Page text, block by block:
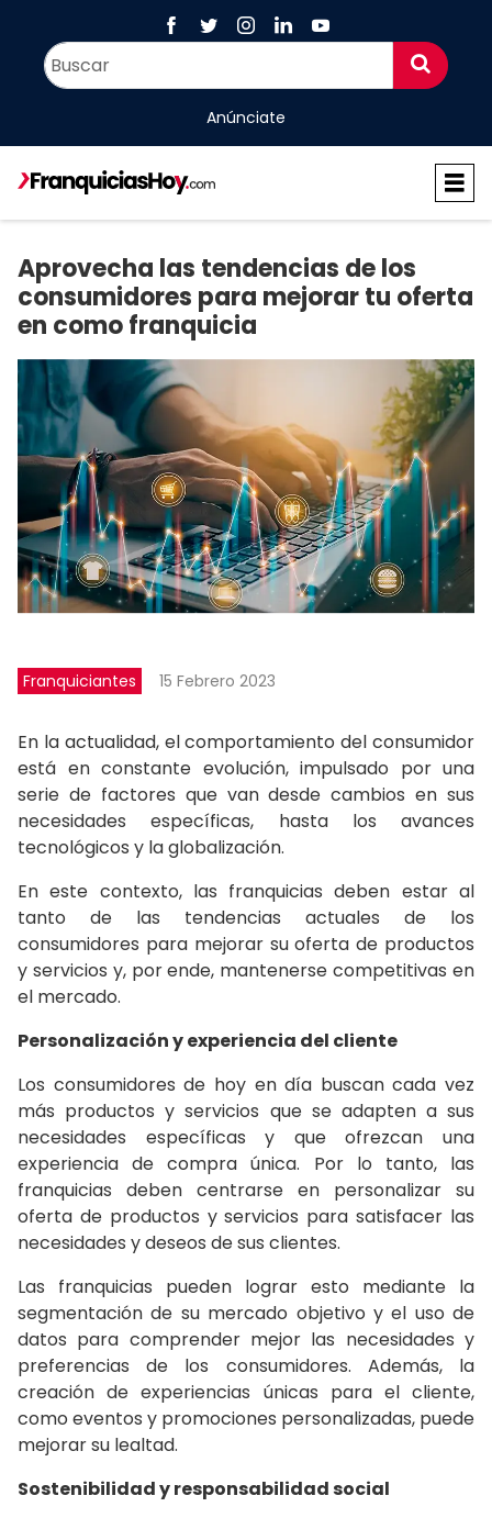
Anúnciate
Aprovecha las tendencias de los
consumidores para mejorar tu oferta
en como franquicia
Franquiciantes 15 Febrero 2023
En la actualidad, el comportamiento del consumidor
está en constante evolución, impulsado por una
serie de factores que van desde cambios en sus
necesidades específicas, hasta los avances
tecnológicos y la globalización.
En este contexto, las franquicias deben estar al
tanto de las tendencias actuales de los
consumidores para mejorar su oferta de productos
y servicios y, por ende, mantenerse competitivas en
el mercado.
Personalización y experiencia del cliente
Los consumidores de hoy en día buscan cada vez
más productos y servicios que se adapten a sus
necesidades específicas y que ofrezcan una
experiencia de compra única. Por lo tanto, las
franquicias deben centrarse en personalizar su
oferta de productos y servicios para satisfacer las
necesidades y deseos de sus clientes.
Las franquicias pueden lograr esto mediante la
segmentación de su mercado objetivo y el uso de
datos para comprender mejor las necesidades y
preferencias de los consumidores. Además, la
creación de experiencias únicas para el cliente,
como eventos y promociones personalizadas, puede
mejorar su lealtad.
Sostenibilidad y responsabilidad social